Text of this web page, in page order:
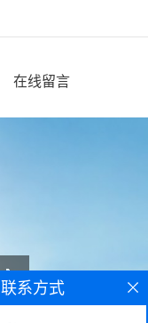
在线留言
联系方式